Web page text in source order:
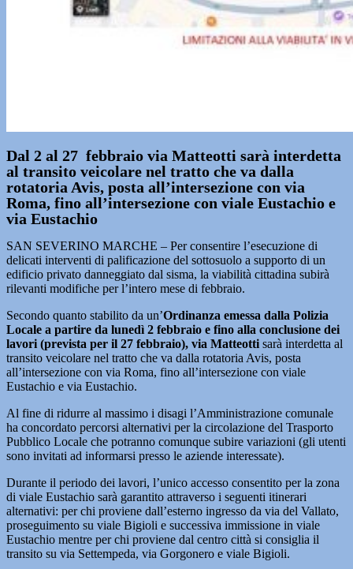
Dal 2 al 27 febbraio via Matteotti sarà interdetta
al transito veicolare nel tratto che va dalla
rotatoria Avis, posta all’intersezione con via
Roma, fino all’intersezione con viale Eustachio e
via Eustachio
SAN SEVERINO MARCHE – Per consentire l’esecuzione di
delicati interventi di palificazione del sottosuolo a supporto di un
edificio privato danneggiato dal sisma, la viabilità cittadina subirà
rilevanti modifiche per l’intero mese di febbraio.
Secondo quanto stabilito da un’Ordinanza emessa dalla Polizia
Locale a partire da lunedì 2 febbraio e fino alla conclusione dei
lavori (prevista per il 27 febbraio), via Matteotti sarà interdetta al
transito veicolare nel tratto che va dalla rotatoria Avis, posta
all’intersezione con via Roma, fino all’intersezione con viale
Eustachio e via Eustachio.
Al fine di ridurre al massimo i disagi l’Amministrazione comunale
ha concordato percorsi alternativi per la circolazione del Trasporto
Pubblico Locale che potranno comunque subire variazioni (gli utenti
sono invitati ad informarsi presso le aziende interessate).
Durante il periodo dei lavori, l’unico accesso consentito per la zona
di viale Eustachio sarà garantito attraverso i seguenti itinerari
alternativi: per chi proviene dall’esterno ingresso da via del Vallato,
proseguimento su viale Bigioli e successiva immissione in viale
Eustachio mentre per chi proviene dal centro città si consiglia il
transito su via Settempeda, via Gorgonero e viale Bigioli.